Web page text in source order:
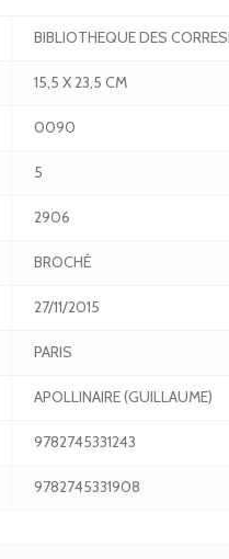
BIBLIOTHEQUE DES
15,5 X 23,5 CM
0090
5
2906
BROCHÉ
27/11/2015
PARIS
APOLLINAIRE (GUILLAUME)
9782745331243
9782745331908